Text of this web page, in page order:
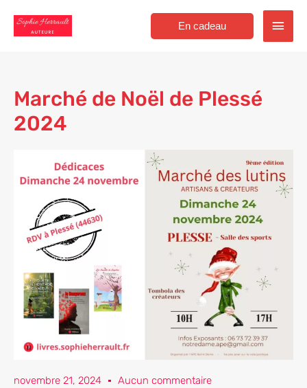
contenu
Menu
En cadeau
Marché de Noël de Plessé
2024
novembre 21, 2024 Aucun commentaire